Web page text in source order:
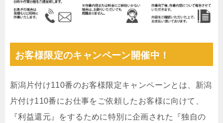
お客様限定のキャンペーン開催中！
新潟片付け110番のお客様限定キャンペーンとは、新潟
片付け110番にお仕事をご依頼したお客様に向けて、
『利益還元』をするために特別に企画された『独自の